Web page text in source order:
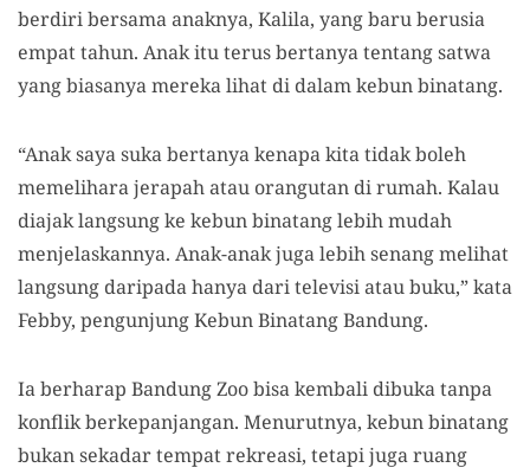
berdiri bersama anaknya, Kalila, yang baru berusia
empat tahun. Anak itu terus bertanya tentang satwa
yang biasanya mereka lihat di dalam kebun binatang.
“Anak saya suka bertanya kenapa kita tidak boleh
memelihara jerapah atau orangutan di rumah. Kalau
diajak langsung ke kebun binatang lebih mudah
menjelaskannya. Anak-anak juga lebih senang melihat
langsung daripada hanya dari televisi atau buku,” kata
Febby, pengunjung Kebun Binatang Bandung.
Ia berharap Bandung Zoo bisa kembali dibuka tanpa
konflik berkepanjangan. Menurutnya, kebun binatang
bukan sekadar tempat rekreasi, tetapi juga ruang